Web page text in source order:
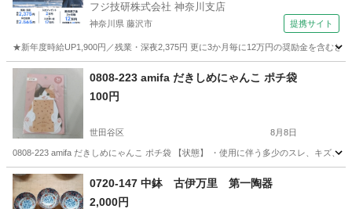
フジ技研株式会社 神奈川支店
神奈川県 藤沢市 提携サイト
★新年度時給UP1,900円／残業・深夜2,375円 更に3か月毎に12万円の奨励金を含む
神奈川 藤沢市 0808-223 amifa だきしめにゃんこ ポチ袋
100円
世田谷区 8月8日
0808-223 amifa だきしめにゃんこ ポチ袋 【状態】 ・使用に伴う多少のスレ、キズ、
東京 世田谷区 ラッピング用品 ポチ袋
0720-147 中鉢 古伊万里 第一陶器
2,000円